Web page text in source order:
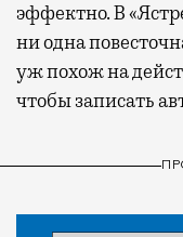
эффектно. В
ни одна
уж похож на
чтобы записать